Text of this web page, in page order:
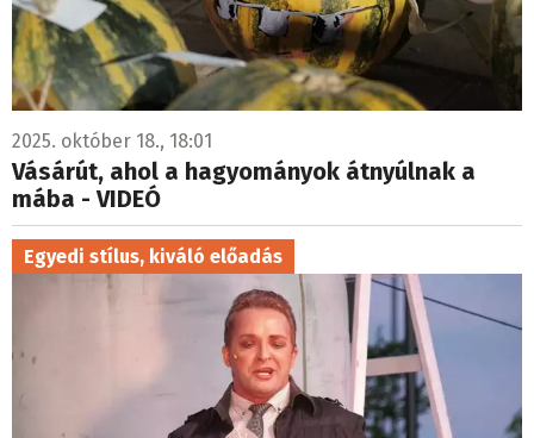
2025. október 18., 18:01
Vásárút, ahol a hagyományok átnyúlnak a
mába - VIDEÓ
Egyedi stílus, kiváló előadás